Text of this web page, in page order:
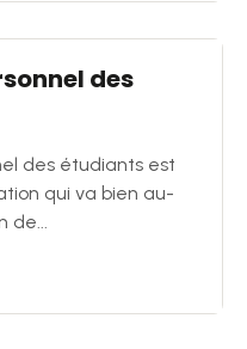
des
des étudiants est
qui va bien au-